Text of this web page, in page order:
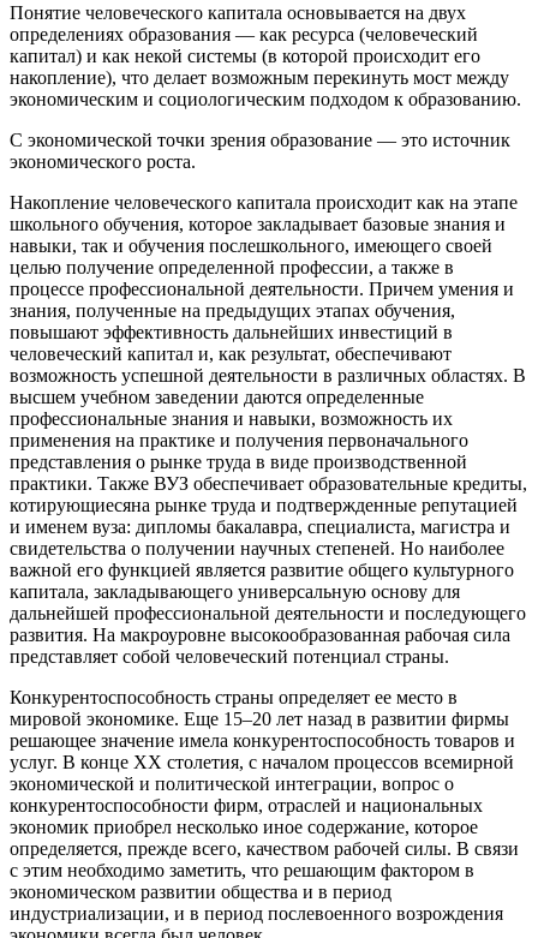
Понятие человеческого капитала основывается на двух
определениях образования — как ресурса (человеческий
капитал) и как некой системы (в которой происходит его
накопление), что делает возможным перекинуть мост между
экономическим и социологическим подходом к образованию.
С экономической точки зрения образование — это источник
экономического роста.
Накопление человеческого капитала происходит как на этапе
школьного обучения, которое закладывает базовые знания и
навыки, так и обучения послешкольного, имеющего своей
целью получение определенной профессии, а также в
процессе профессиональной деятельности. Причем умения и
знания, полученные на предыдущих этапах обучения,
повышают эффективность дальнейших инвестиций в
человеческий капитал и, как результат, обеспечивают
возможность успешной деятельности в различных областях. В
высшем учебном заведении даются определенные
профессиональные знания и навыки, возможность их
применения на практике и получения первоначального
представления о рынке труда в виде производственной
практики. Также ВУЗ обеспечивает образовательные кредиты,
котирующиесяна рынке труда и подтвержденные репутацией
и именем вуза: дипломы бакалавра, специалиста, магистра и
свидетельства о получении научных степеней. Но наиболее
важной его функцией является развитие общего культурного
капитала, закладывающего универсальную основу для
дальнейшей профессиональной деятельности и последующего
развития. На макроуровне высокообразованная рабочая сила
представляет собой человеческий потенциал страны.
Конкурентоспособность страны определяет ее место в
мировой экономике. Еще 15–20 лет назад в развитии фирмы
решающее значение имела конкурентоспособность товаров и
услуг. В конце ХХ столетия, с началом процессов всемирной
экономической и политической интеграции, вопрос о
конкурентоспособности фирм, отраслей и национальных
экономик приобрел несколько иное содержание, которое
определяется, прежде всего, качеством рабочей силы. В связи
с этим необходимо заметить, что решающим фактором в
экономическом развитии общества и в период
индустриализации, и в период послевоенного возрождения